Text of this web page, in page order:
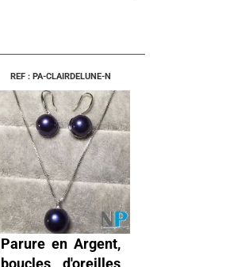
REF : PA-CLAIRDELUNE-N
Parure en Argent,
boucles d'oreilles